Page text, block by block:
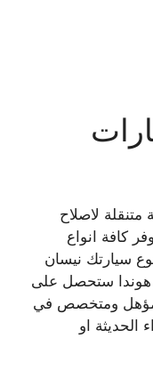
لاصلاح
كافة انواع
سيارتك نيسان
ستحصل على
مؤهل ومتخصص في
الحديثة او